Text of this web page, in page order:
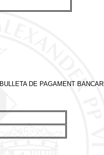
BULLETA DE PAGAMENT BANCARI